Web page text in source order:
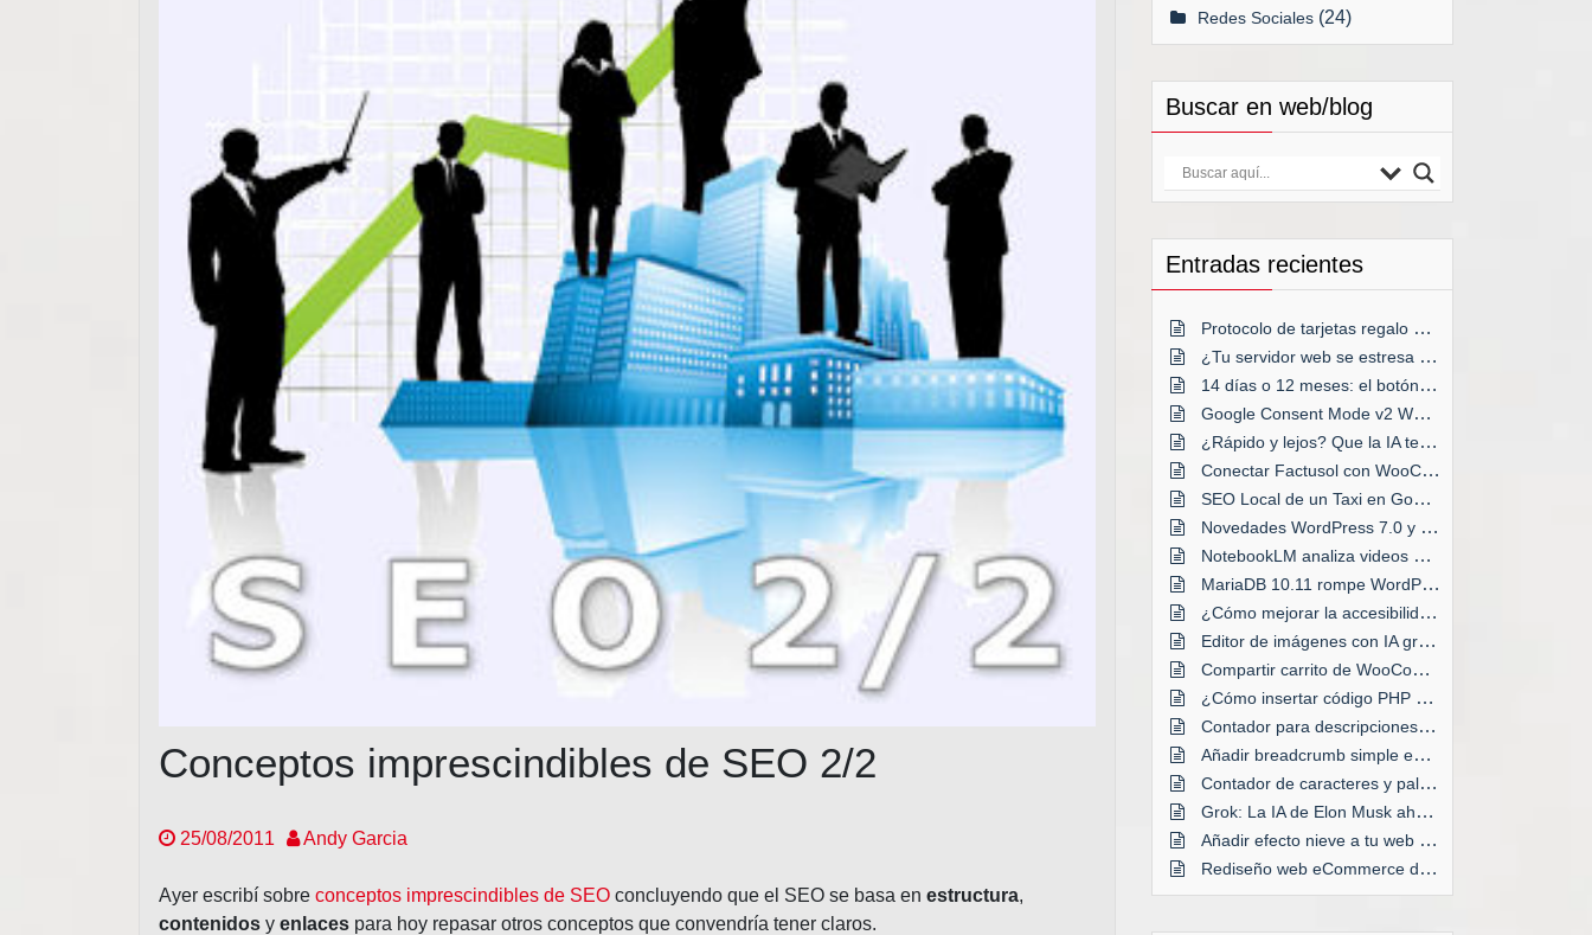
Conceptos imprescindibles de SEO 2/2
25/08/2011 Andy Garcia
Ayer escribí sobre conceptos imprescindibles de SEO concluyendo que el SEO se basa en estructura,
contenidos y enlaces para hoy repasar otros conceptos que convendría tener claros.
Redes Sociales (24)
Buscar en web/blog
Entradas recientes
Protocolo de tarjetas regalo en tienda online
¿Tu servidor web se estresa a menudo?
14 días o 12 meses: el botón decisivo
Google Consent Mode v2 WordPress
¿Rápido y lejos? Que la IA te acompañe
Conectar Factusol con WooCommerce
SEO Local de un Taxi en Google Maps
Novedades WordPress 7.0 y anteriores
NotebookLM analiza videos de YouTube
MariaDB 10.11 rompe WordPress en Plesk
¿Cómo mejorar la accesibilidad de tu web?
Editor de imágenes con IA gratis
Compartir carrito de WooCommerce
¿Cómo insertar código PHP en WordPress?
Contador para descripciones de taxonomías
Añadir breadcrumb simple en WordPress
Contador de caracteres y palabras en WordPress
Grok: La IA de Elon Musk ahora GRATIS
Añadir efecto nieve a tu web por Navidad
Rediseño web eCommerce desde cero